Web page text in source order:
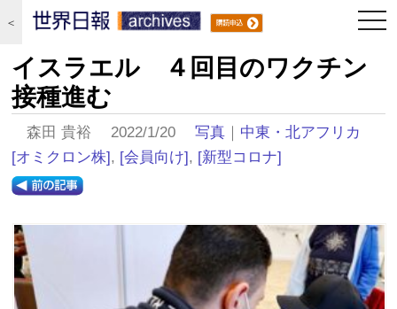
＜
イスラエル ４回目のワクチン
接種進む
森田 貴裕 2022/1/20写真 ｜ 中東・北アフリカ
[オミクロン株], [会員向け], [新型コロナ]